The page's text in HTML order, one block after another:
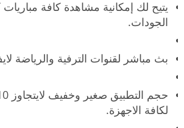
يتيح لك إمكانية مشاهدة كافة
الجودات.
بث مباشر لقنوات الترفية والرياضة
لكافة الاجهزة.